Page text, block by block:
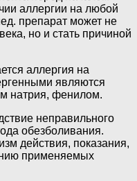
аллергии на любой
препарат может не
но и стать причиной
аллергия на
являются
натрия, фенилом.
неправильного
обезболивания.
действия, показания,
применяемых